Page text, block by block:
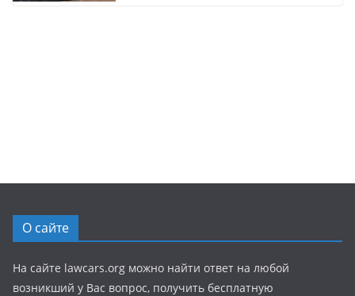
О сайте
На сайте lawcars.org можно найти ответ на любой
возникший у Вас вопрос, получить бесплатную